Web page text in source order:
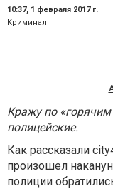
10:37, 1 февраля 2017 г.
Криминал
Кражу по
полицейские.
Как рассказали
произошел
полиции